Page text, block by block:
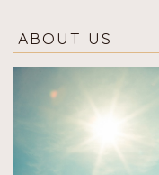
ABOUT US